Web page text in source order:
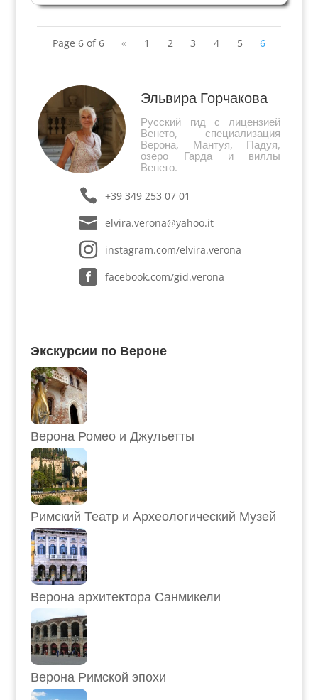
этой рыбы - загадка эволюционного процесса.
Со времён Чарльза Дарвина не
прекращаются...
Page 6 of 6 « 1 2 3 4 5 6
Эльвира Горчакова
Русский гид с лицензией
Венето, специализация
Верона, Мантуя, Падуя,
озеро Гарда и виллы
Венето.
+39 349 253 07 01
elvira.verona@yahoo.it
instagram.com/elvira.verona
facebook.com/gid.verona
Экскурсии по Вероне
Верона Ромео и Джульетты
Римский Театр и Археологический Музей
Верона архитектора Санмикели
Верона Римской эпохи